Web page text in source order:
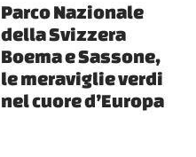
Parco Nazionale
della Svizzera
Boema e Sassone,
le meraviglie verdi
nel cuore d’Europa